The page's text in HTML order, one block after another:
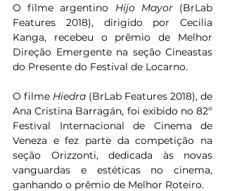
O filme argentino Hijo Mayor (BrLab
Features 2018), dirigido por Cecilia
Kanga, recebeu o prêmio de Melhor
Direção Emergente na seção Cineastas
do Presente do Festival de Locarno.
O filme Hiedra (BrLab Features 2018), de
Ana Cristina Barragán, foi exibido no 82º
Festival Internacional de Cinema de
Veneza e fez parte da competição na
seção Orizzonti, dedicada às novas
vanguardas e estéticas no cinema,
ganhando o prêmio de Melhor Roteiro.